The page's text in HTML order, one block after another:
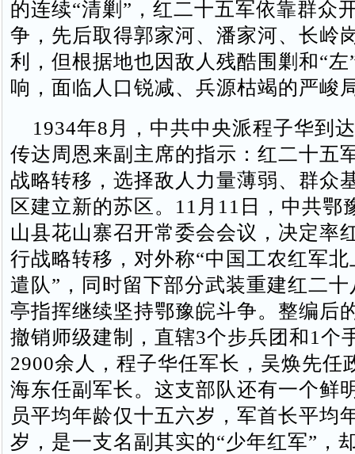
的连续“清剿”，红二十五军依靠群众
争，先后取得郭家河、潘家河、长岭
利，但根据地也因敌人残酷围剿和“左
响，面临人口锐减、兵源枯竭的严峻
1934年8月，中共中央派程子华到
传达周恩来副主席的指示：红二十五
战略转移，选择敌人力量薄弱、群众
区建立新的苏区。11月11日，中共鄂
山县花山寨召开常委会会议，决定率
行战略转移，对外称“中国工农红军
遣队”，同时留下部分武装重建红二
亭指挥继续坚持鄂豫皖斗争。整编后
撤销师级建制，直辖3个步兵团和1个
2900余人，程子华任军长，吴焕先任
海东任副军长。这支部队还有一个鲜
员平均年龄仅十五六岁，军首长平均
岁，是一支名副其实的“少年红军”，